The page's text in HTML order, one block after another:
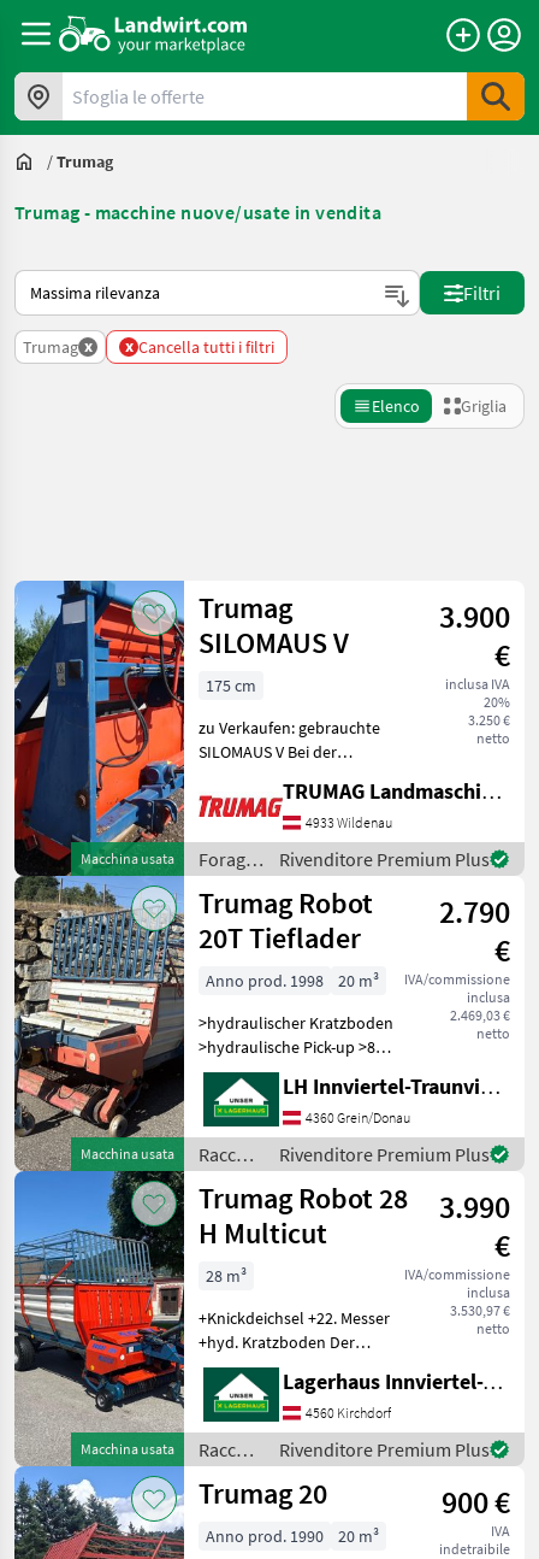
Sfoglia le offerte
/Trumag
Trumag - macchine nuove/usate in vendita
Ecco come viene ordinato su Landwirt.com
Filtri
Trumag x x Cancella tutti i filtri
Elenco Griglia
ricerca
Categoria 1 Paese Filtri
PERCORSO
Trumag
CATEGORIA
Settore agricolo
27
MARKETPLACE
Marketplace
Offerte dei
rivenditori
Annunci
Reimposta
Mostra
27
risultati
Macchina usata
Trumag
SILOMAUS V
3.900
€
inclusa IVA
20%
3.250 €
netto
175 cm
zu Verkaufen: gebrauchte
SILOMAUS V Bei der
Fräswalzenlager erneuert,
die Frässcheiben getauscht,
sowie die Fräsmesser.
Foraggiamento Fres
TRUMAG Landmaschinen VertriebsgmbH
4933 Wildenau
Foraggiamento
/
Trumag
Rivenditore Premium Plus
Macchina usata
Trumag Robot
20T Tieflader
2.790
€
IVA/commissione
inclusa
2.469,03 €
netto
Anno prod. 1998
20 m³
>hydraulischer Kratzboden
>hydraulische Pick-up >8
Messer Schneidwerk
>Bereifung 11, 5/80-15, 3
>Tieflader- Ausführung für
sehr steiles Gelände
geeignet Numero di
LH Innviertel-Traunviertel-Urfahr
4360 Grein/Donau
Raccolta
mangimi
/
Trumag
Rivenditore Premium Plus
Macchina usata
Trumag Robot 28
H Multicut
3.990
€
IVA/commissione
inclusa
3.530,97 €
netto
28 m³
+Knickdeichsel +22. Messer
+hyd. Kratzboden Der
Trumag Robot 28 H ist ein
Kurzschnitt-Ladewagen mit
ca. 28 m³ Volumen,
konzipiert als robuster
Hoch- oder Tiefla
Lagerhaus Innviertel-Traunviertel-Urfahr eGen, Kirchdorf
4560 Kirchdorf
Raccolta
mangimi
/
Rivenditore Premium Plus
Trumag 20 900 €
IVA
indetraibile
Anno prod. 1990 20 m³